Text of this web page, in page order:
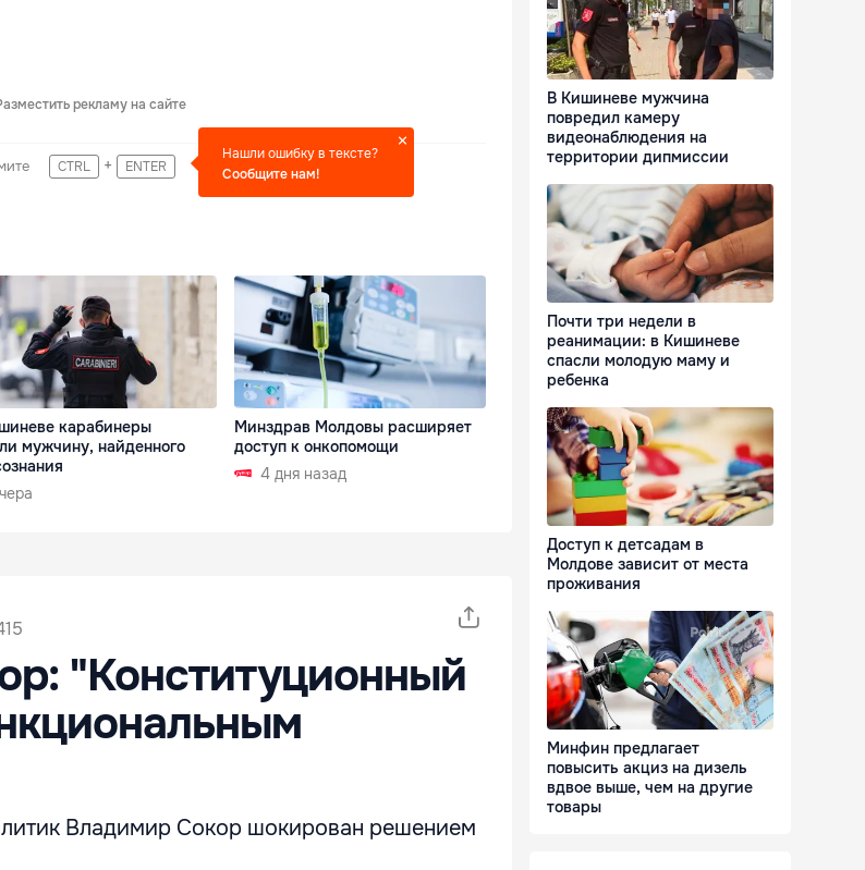
рекламу на сайте
CTRL + ENTER
Нашли ошибку в тексте?
Сообщите нам!
карабинеры
мужчину, найденного
Минздрав Молдовы расширяет
доступ к онкопомощи
4 дня назад
"Конституционный
Владимир Сокор шокирован решением
В Кишиневе мужчина
повредил камеру
видеонаблюдения на
территории дипмиссии
Почти три недели в
реанимации: в Кишиневе
спасли молодую маму и
ребенка
Доступ к детсадам в
Молдове зависит от места
проживания
Минфин предлагает
повысить акциз на дизель
вдвое выше, чем на другие
товары